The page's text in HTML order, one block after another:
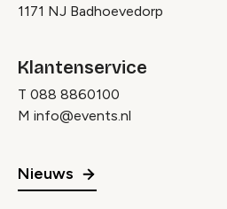
1171 NJ Badhoevedorp
Klantenservice
T 088 8860100
M info@events.nl
Nieuws